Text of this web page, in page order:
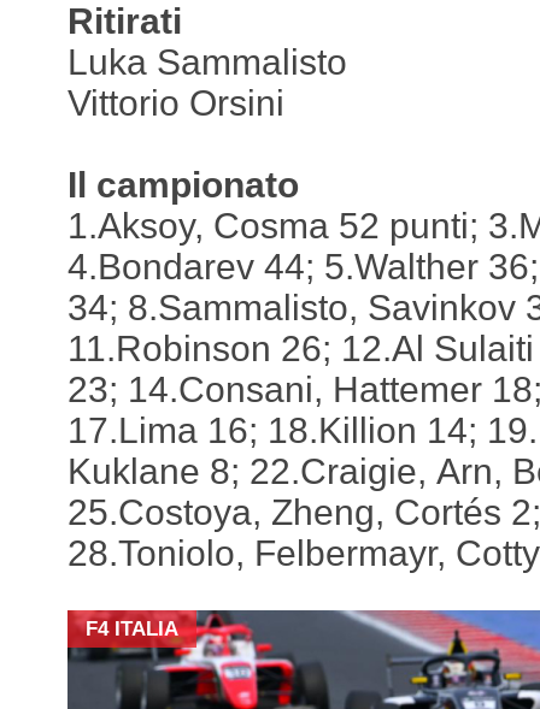
Ritirati
Luka Sammalisto
Vittorio Orsini
Il campionato
1.Aksoy, Cosma 52 punti;
4.Bondarev 44; 5.Walther
34; 8.Sammalisto, Savinkov
11.Robinson 26; 12.Al
23; 14.Consani, Hattemer
17.Lima 16; 18.Killion 14;
Kuklane 8; 22.Craigie, Arn,
25.Costoya, Zheng, Cortés 2;
28.Toniolo, Felbermayr,
F4 ITALIA